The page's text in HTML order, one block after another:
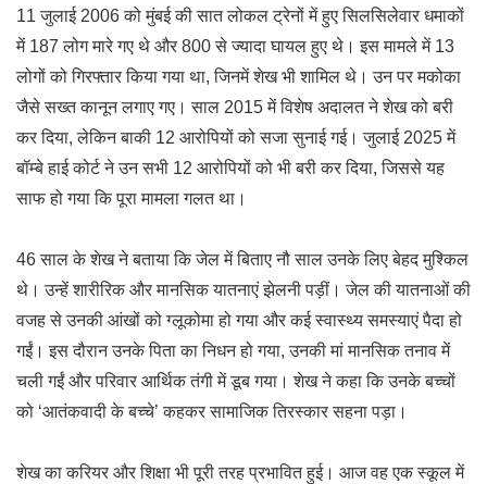
11 जुलाई 2006 को मुंबई की सात लोकल ट्रेनों में हुए सिलसिलेवार धमाकों
में 187 लोग मारे गए थे और 800 से ज्यादा घायल हुए थे। इस मामले में 13
लोगों को गिरफ्तार किया गया था, जिनमें शेख भी शामिल थे। उन पर मकोका
जैसे सख्त कानून लगाए गए। साल 2015 में विशेष अदालत ने शेख को बरी
कर दिया, लेकिन बाकी 12 आरोपियों को सजा सुनाई गई। जुलाई 2025 में
बॉम्बे हाई कोर्ट ने उन सभी 12 आरोपियों को भी बरी कर दिया, जिससे यह
साफ हो गया कि पूरा मामला गलत था।
46 साल के शेख ने बताया कि जेल में बिताए नौ साल उनके लिए बेहद मुश्किल
थे। उन्हें शारीरिक और मानसिक यातनाएं झेलनी पड़ीं। जेल की यातनाओं की
वजह से उनकी आंखों को ग्लूकोमा हो गया और कई स्वास्थ्य समस्याएं पैदा हो
गईं। इस दौरान उनके पिता का निधन हो गया, उनकी मां मानसिक तनाव में
चली गईं और परिवार आर्थिक तंगी में डूब गया। शेख ने कहा कि उनके बच्चों
को ‘आतंकवादी के बच्चे’ कहकर सामाजिक तिरस्कार सहना पड़ा।
शेख का करियर और शिक्षा भी पूरी तरह प्रभावित हुई। आज वह एक स्कूल में